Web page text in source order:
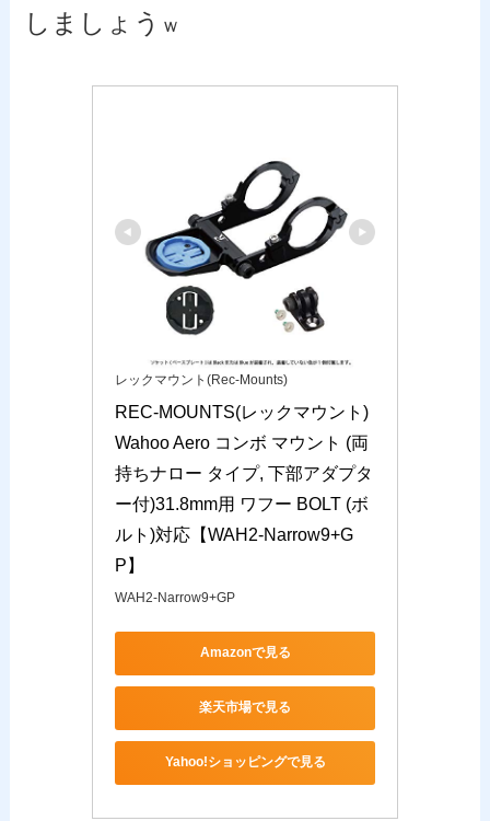
しましょう ｗ
レックマウント(Rec-Mounts)
REC-MOUNTS(レックマウント)
Wahoo Aero コンボ マウント (両
持ちナロー タイプ, 下部アダプタ
ー付)31.8mm用 ワフー BOLT (ボ
ルト)対応【WAH2-Narrow9+G
P】
WAH2-Narrow9+GP
Amazonで見る
楽天市場で見る
Yahoo!ショッピングで見る